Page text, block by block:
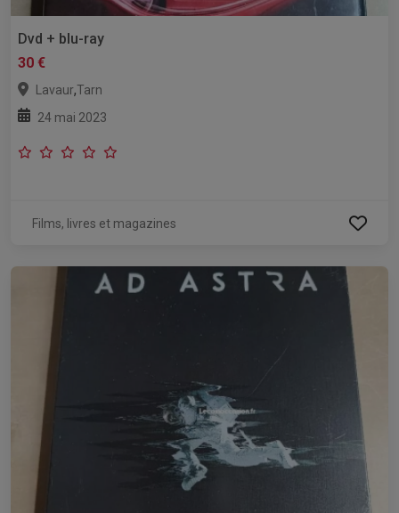
Dvd + blu-ray
30 €
Lavaur,Tarn
24 mai 2023
Films, livres et magazines